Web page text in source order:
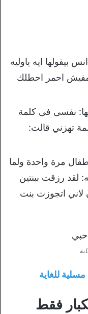
بيقولها ايه ياوليه
احمر احطلك
نفسى فى كلمة
تهزني قالت:
مرة واحدة ولما
لقد رزقت ببنتين
لاني اتجوزت بنت
مسلية للغاية
فقط